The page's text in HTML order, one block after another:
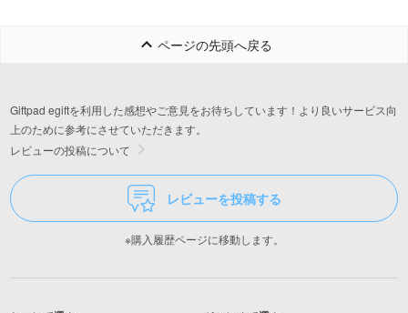
ページの先頭へ戻る
Giftpad egiftを利用した感想やご意見をお待ちしています！より良いサービス向
上のために参考にさせていただきます。
レビューの投稿について
レビューを投稿する
※購入履歴ページに移動します。